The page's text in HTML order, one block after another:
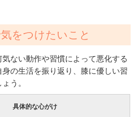
をつけたいこと
ない動作や習慣によって悪化する
の生活を振り返り、膝に優しい習
う。
具体的な心がけ